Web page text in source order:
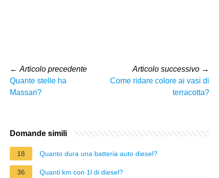
← Articolo precedente
Quante stelle ha
Massari?
Articolo successivo →
Come ridare colore ai vasi di
terracotta?
Domande simili
18 Quanto dura una batteria auto diesel?
36 Quanti km con 1l di diesel?